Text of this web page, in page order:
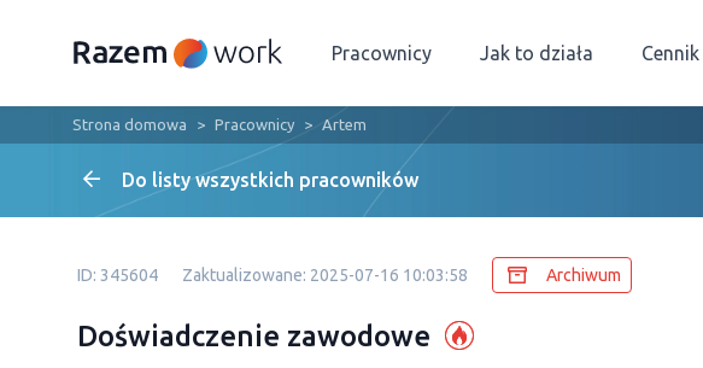
Pracownicy Jak to działa Cennik
Strona domowa Pracownicy Artem
Do listy wszystkich pracowników
ID: 345604 Zaktualizowane: 2025-07-16 10:03:58 Archiwum
Doświadczenie zawodowe